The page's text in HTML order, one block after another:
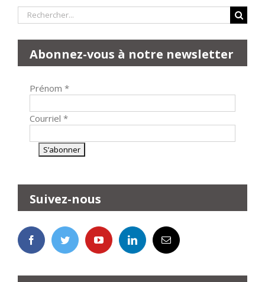
Rechercher:
Abonnez-vous à notre newsletter
Prénom *
Courriel *
Suivez-nous